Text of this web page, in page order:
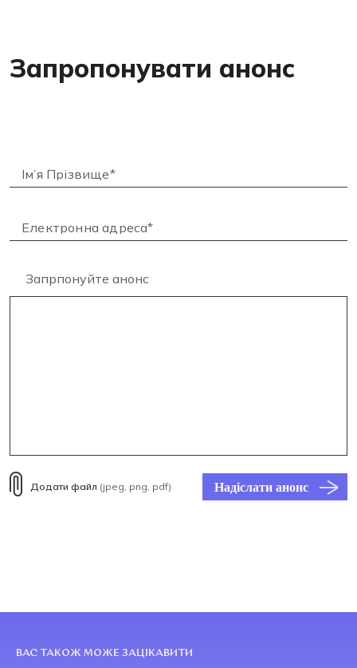
Запропонувати анонс
Запрпонуйте анонс
Додати файл (jpeg, png, pdf) Надіслати анонс
ВАС ТАКОЖ МОЖЕ ЗАЦІКАВИТИ